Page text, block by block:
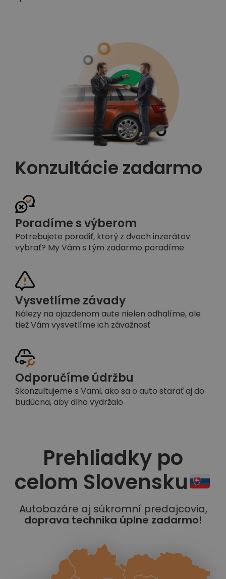
Konzultácie zadarmo
Poradíme s výberom
Potrebujete poradiť, ktorý z dvoch inzerátov
vybrať? My Vám s tým zadarmo poradíme
Vysvetlíme závady
Nálezy na ojazdenom aute nielen odhalíme, ale
tiež Vám vysvetlíme ich závažnosť
Odporučíme údržbu
Skonzultujeme s Vami, ako sa o auto starať aj do
budúcna, aby dlho vydržalo
Prehliadky po
celom Slovensku
Autobazáre aj súkromní predajcovia,
doprava technika úplne zadarmo!